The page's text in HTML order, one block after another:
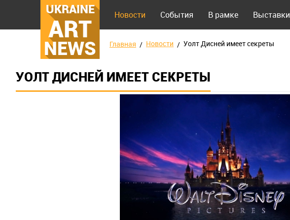
UKRAINE
ART
NEWS
Новости События В рамке Выставки
Главная Новости Уолт Дисней имеет секреты
УОЛТ ДИСНЕЙ ИМЕЕТ СЕКРЕТЫ